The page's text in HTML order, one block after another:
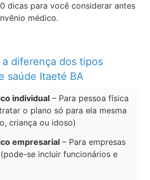
dicas para você considerar antes
médico.
a diferença dos tipos
saúde Itaeté BA
individual – Para pessoa física
o plano só para ela mesma
criança ou idoso)
empresarial – Para empresas
se incluir funcionários e